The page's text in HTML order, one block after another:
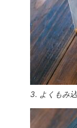
3. よくもみ